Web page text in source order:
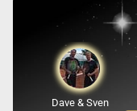
Dave & Sven